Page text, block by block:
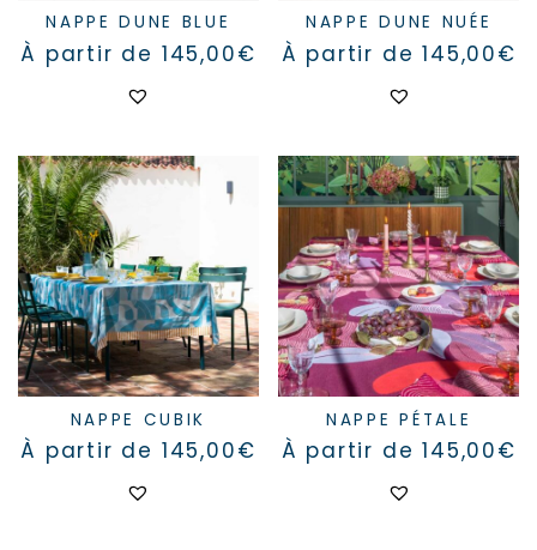
NAPPE DUNE BLUE
À partir de 145,00€
variations.
Les
choisies
sur
la
page
du
produit
NAPPE DUNE NUÉE
À partir de145,00€
variations.
Les
options
peuvent
être
choisies
sur
la
page
du
produit
NAPPE CUBIK
À partir de 145,00€
NAPPE PÉTALE
À partir de145,00€